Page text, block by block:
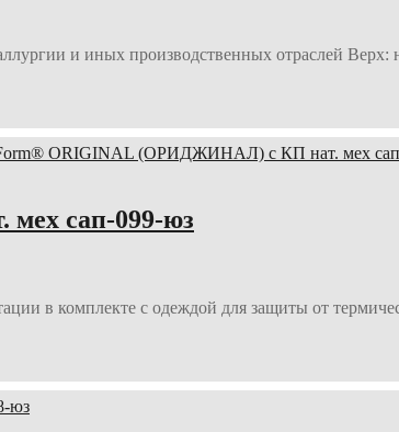
и иных производственных отраслей
сап-099-юз
в комплекте с одеждой для защиты от